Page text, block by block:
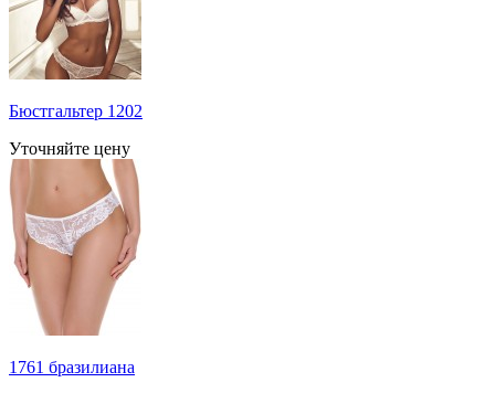
Бюстгальтер 1202
Уточняйте цену
1761 бразилиана